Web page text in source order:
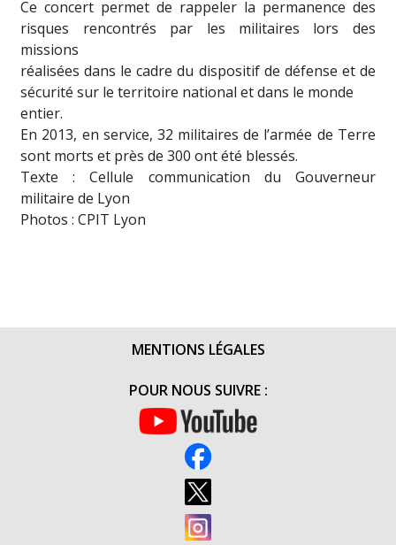
Ce concert permet de rappeler la permanence des
risques rencontrés par les militaires lors des
missions
réalisées dans le cadre du dispositif de défense et de
sécurité sur le territoire national et dans le monde
entier.
En 2013, en service, 32 militaires de l’armée de Terre
sont morts et près de 300 ont été blessés.
Texte : Cellule communication du Gouverneur
militaire de Lyon
Photos : CPIT Lyon
MENTIONS LÉGALES
POUR NOUS SUIVRE :